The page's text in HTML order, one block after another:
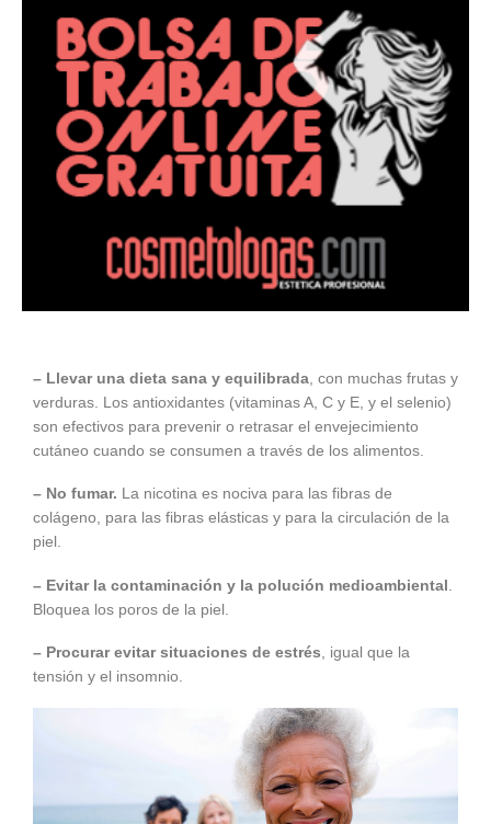
– Llevar una dieta sana y equilibrada , con muchas frutas y
verduras. Los antioxidantes (vitaminas A, C y E, y el selenio)
son efectivos para prevenir o retrasar el envejecimiento
cutáneo cuando se consumen a través de los alimentos.
– No fumar. La nicotina es nociva para las fibras de
colágeno, para las fibras elásticas y para la circulación de la
piel.
– Evitar la contaminación y la polución medioambiental
Bloquea los poros de la piel.
– Procurar evitar situaciones de estrés, igual que la
tensión y el insomnio.